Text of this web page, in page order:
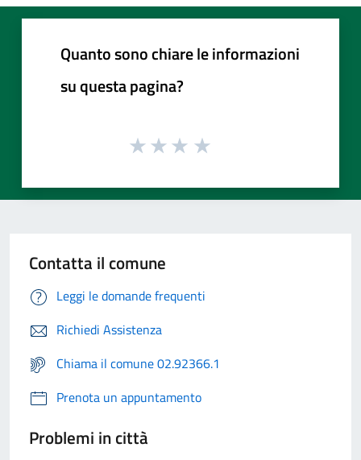
Quanto sono chiare le informazioni
su questa pagina?
Contatta il comune
Leggi le domande frequenti
Richiedi Assistenza
Chiama il comune 02.92366.1
Prenota un appuntamento
Problemi in città